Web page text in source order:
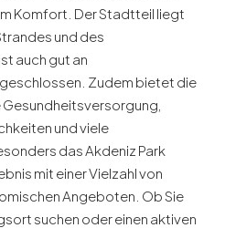
Komfort. Der Stadtteil liegt
und des
auch gut an
Zudem bietet die
und viele
das Akdeniz Park
mit einer Vielzahl von
Angeboten. Ob Sie
suchen oder einen aktiven